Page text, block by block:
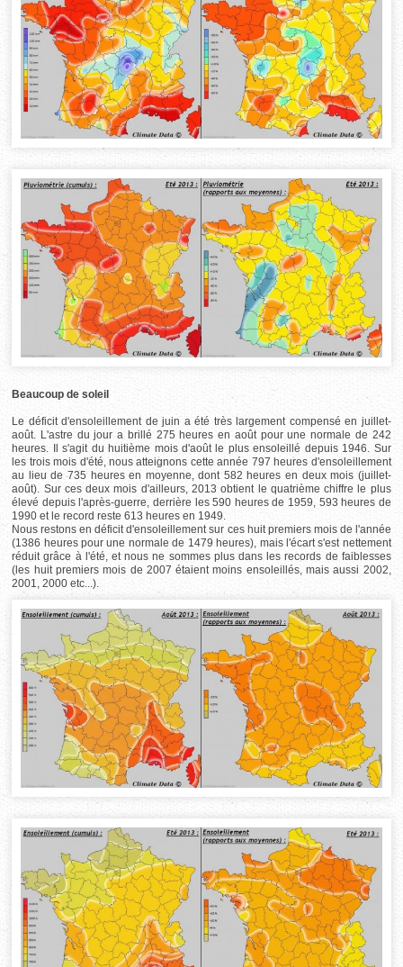
Beaucoup de soleil
Le déficit d'ensoleillement de juin a été très largement compensé en juillet-
août. L'astre du jour a brillé 275 heures en août pour une normale de 242
heures. Il s'agit du huitième mois d'août le plus ensoleillé depuis 1946. Sur
les trois mois d'été, nous atteignons cette année 797 heures d'ensoleillement
au lieu de 735 heures en moyenne, dont 582 heures en deux mois (juillet-
août). Sur ces deux mois d'ailleurs, 2013 obtient le quatrième chiffre le plus
élevé depuis l'après-guerre, derrière les 590 heures de 1959, 593 heures de
1990 et le record reste 613 heures en 1949.
Nous restons en déficit d'ensoleillement sur ces huit premiers mois de l'année
(1386 heures pour une normale de 1479 heures), mais l'écart s'est nettement
réduit grâce à l'été, et nous ne sommes plus dans les records de faiblesses
(les huit premiers mois de 2007 étaient moins ensoleillés, mais aussi 2002,
2001, 2000 etc...).